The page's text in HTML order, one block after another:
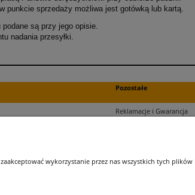
punkcie sprzedaży możliwa jest gotówką lub kartą.
są przy jego opisie.
nadania przesyłki.
Pozostałe
Reklamacje i Gwarancja
wykorzystanie przez nas wszystkich tych